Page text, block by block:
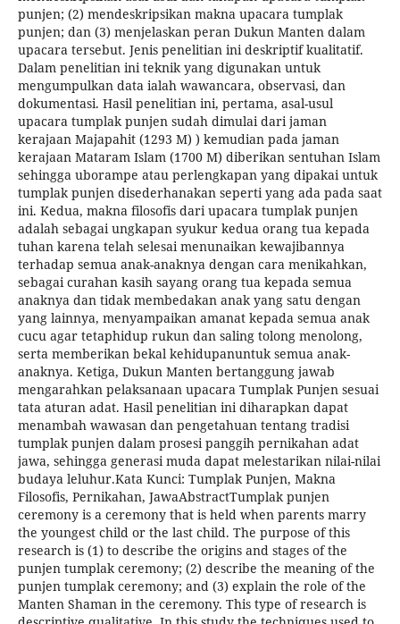
punjen; (2) mendeskripsikan makna upacara tumplak
punjen; dan (3) menjelaskan peran Dukun Manten dalam
upacara tersebut. Jenis penelitian ini deskriptif kualitatif.
Dalam penelitian ini teknik yang digunakan untuk
mengumpulkan data ialah wawancara, observasi, dan
dokumentasi. Hasil penelitian ini, pertama, asal-usul
upacara tumplak punjen sudah dimulai dari jaman
kerajaan Majapahit (1293 M) ) kemudian pada jaman
kerajaan Mataram Islam (1700 M) diberikan sentuhan Islam
sehingga uborampe atau perlengkapan yang dipakai untuk
tumplak punjen disederhanakan seperti yang ada pada saat
ini. Kedua, makna filosofis dari upacara tumplak punjen
adalah sebagai ungkapan syukur kedua orang tua kepada
tuhan karena telah selesai menunaikan kewajibannya
terhadap semua anak-anaknya dengan cara menikahkan,
sebagai curahan kasih sayang orang tua kepada semua
anaknya dan tidak membedakan anak yang satu dengan
yang lainnya, menyampaikan amanat kepada semua anak
cucu agar tetaphidup rukun dan saling tolong menolong,
serta memberikan bekal kehidupanuntuk semua anak-
anaknya. Ketiga, Dukun Manten bertanggung jawab
mengarahkan pelaksanaan upacara Tumplak Punjen sesuai
tata aturan adat. Hasil penelitian ini diharapkan dapat
menambah wawasan dan pengetahuan tentang tradisi
tumplak punjen dalam prosesi panggih pernikahan adat
jawa, sehingga generasi muda dapat melestarikan nilai-nilai
budaya leluhur.Kata Kunci: Tumplak Punjen, Makna
Filosofis, Pernikahan, JawaAbstractTumplak punjen
ceremony is a ceremony that is held when parents marry
the youngest child or the last child. The purpose of this
research is (1) to describe the origins and stages of the
punjen tumplak ceremony; (2) describe the meaning of the
punjen tumplak ceremony; and (3) explain the role of the
Manten Shaman in the ceremony. This type of research is